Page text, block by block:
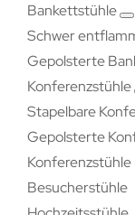
Bankettstühle
Schwer
Gepolsterte
Konferenzstühle
Stapelbare
Gepolsterte
Besucherstühle